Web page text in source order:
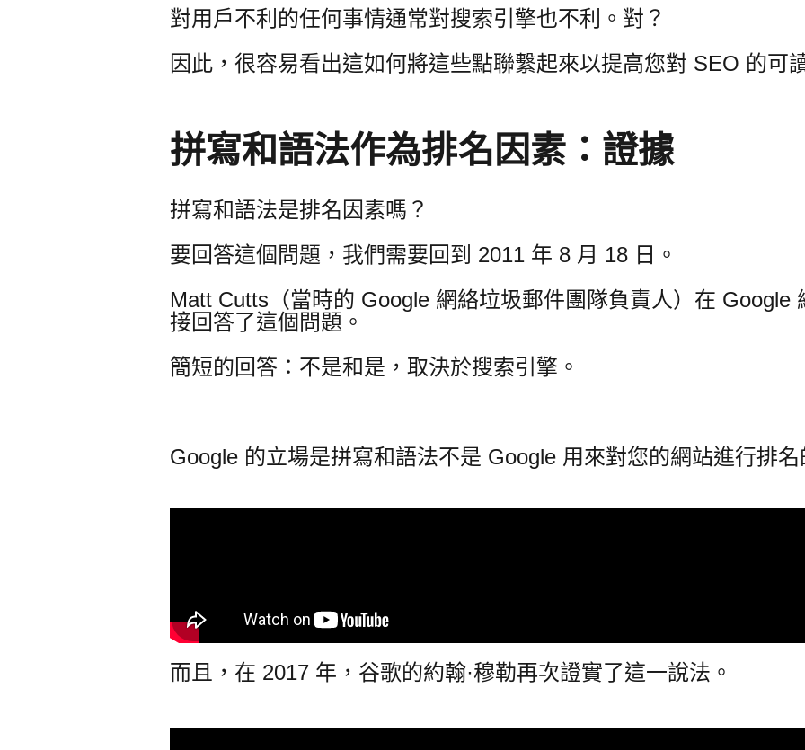
對用戶不利的任何事情通常對搜索引擎也不利。 對？
因此，很容易看出這如何將這些點聯繫起來以提高您對 SEO 的可
拼寫和語法作為排名因素：證據
拼寫和語法是排名因素嗎？
要回答這個問題，我們需要回到 2011 年 8 月 18 日。
Matt Cutts（當時的 Google 網絡垃圾郵件團隊負責人）在 Google
接回答了這個問題。
簡短的回答：不是和是，取決於搜索引擎。
Google 的立場是拼寫和語法不是 Google 用來對您的網站進行排名
而且，在 2017 年，谷歌的約翰·穆勒再次證實了這一說法。